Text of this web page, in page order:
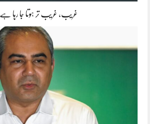
غریب، غریب تر ہوتا جا رہا ہے